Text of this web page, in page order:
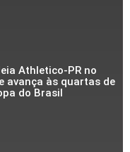
Athletico-PR no
avança às quartas de
do Brasil